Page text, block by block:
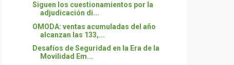
Siguen los cuestionamientos por la
adjudicación di...
OMODA: ventas acumuladas del año
alcanzan las 133,...
Desafíos de Seguridad en la Era de la
Movilidad Em...